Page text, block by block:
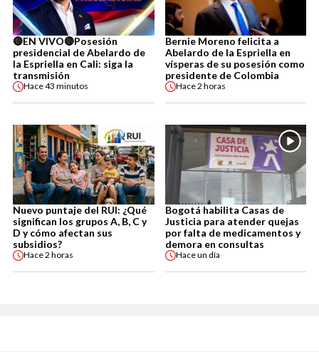
🔴EN VIVO🔴Posesión
presidencial de Abelardo de
la Espriella en Cali: siga la
transmisión
Hace43 minutos
Bernie Moreno felicita a
Abelardo de la Espriella en
vísperas de su posesión como
presidente de Colombia
Hace2 horas
Nuevo puntaje del RUI: ¿Qué
significan los grupos A, B, C y
D y cómo afectan sus
subsidios?
Hace2 horas
Bogotá habilita Casas de
Justicia para atender quejas
por falta de medicamentos y
demora en consultas
Haceun día